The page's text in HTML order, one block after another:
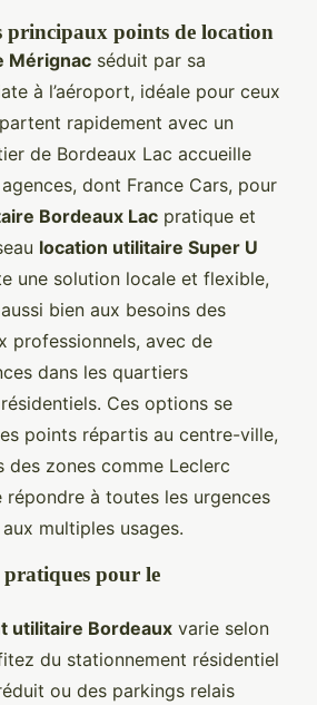
principaux points de location
Mérignac séduit par sa
à l’aéroport, idéale pour ceux
rapidement avec un
de Bordeaux Lac accueille
dont France Cars, pour
Bordeaux Lac pratique et
location utilitaire Super U
une solution locale et flexible,
bien aux besoins des
professionnels, avec de
dans les quartiers
Ces options se
points répartis au centre-ville,
des zones comme Leclerc
répondre à toutes les urgences
multiples usages.
pratiques pour le
utilitaire Bordeaux varie selon
du stationnement résidentiel
ou des parkings relais